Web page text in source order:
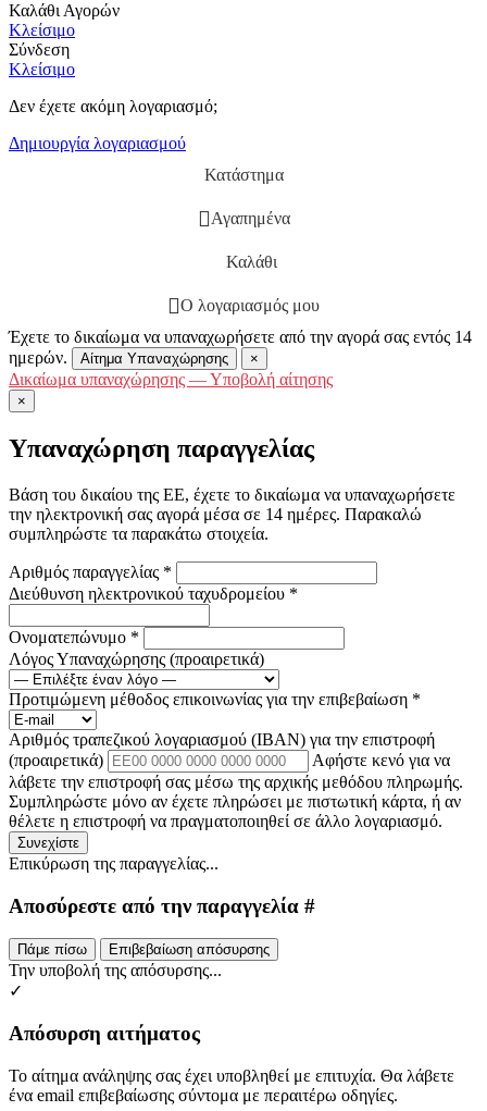
Καλάθι Αγορών
Κλείσιμο
Σύνδεση
Κλείσιμο
Δεν έχετε ακόμη λογαριασμό;
Δημιουργία λογαριασμού
Κατάστημα
Αγαπημένα
Καλάθι
Ο λογαριασμός μου
Έχετε το δικαίωμα να υπαναχωρήσετε από την αγορά σας εντός 14
ημερών.
Αίτημα Υπαναχώρησης ×
Δικαίωμα υπαναχώρησης — Υποβολή αίτησης
×
Υπαναχώρηση παραγγελίας
Βάση του δικαίου της ΕΕ, έχετε το δικαίωμα να υπαναχωρήσετε
την ηλεκτρονική σας αγορά μέσα σε 14 ημέρες. Παρακαλώ
συμπληρώστε τα παρακάτω στοιχεία.
Αριθμός παραγγελίας *
Διεύθυνση ηλεκτρονικού ταχυδρομείου *
Ονοματεπώνυμο *
Λόγος Υπαναχώρησης (προαιρετικά)
Προτιμώμενη μέθοδος επικοινωνίας για την επιβεβαίωση *
Αριθμός τραπεζικού λογαριασμού (IBAN) για την επιστροφή
(προαιρετικά)
Αφήστε κενό για να
λάβετε την επιστροφή σας μέσω της αρχικής μεθόδου πληρωμής.
Συμπληρώστε μόνο αν έχετε πληρώσει με πιστωτική κάρτα, ή αν
θέλετε η επιστροφή να πραγματοποιηθεί σε άλλο λογαριασμό.
Συνεχίστε
Επικύρωση της παραγγελίας...
Αποσύρεστε από την παραγγελία #
Πάμε πίσω Επιβεβαίωση απόσυρσης
Την υποβολή της απόσυρσης...
✓
Απόσυρση αιτήματος
Το αίτημα ανάληψης σας έχει υποβληθεί με επιτυχία. Θα λάβετε
ένα email επιβεβαίωσης σύντομα με περαιτέρω οδηγίες.